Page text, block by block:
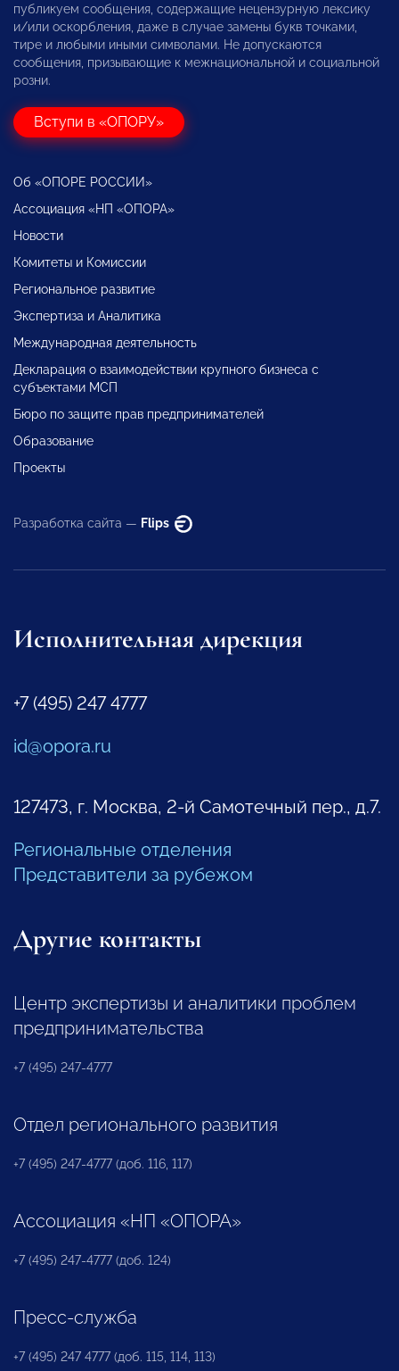
публикуем сообщения, содержащие нецензурную лексику
и/или оскорбления, даже в случае замены букв точками,
тире и любыми иными символами. Не допускаются
сообщения, призывающие к межнациональной и социальной
розни.
Вступи в «ОПОРУ»
Об «ОПОРЕ РОССИИ»
Ассоциация «НП «ОПОРА»
Новости
Комитеты и Комиссии
Региональное развитие
Экспертиза и Аналитика
Международная деятельность
Декларация о взаимодействии крупного бизнеса с
субъектами МСП
Бюро по защите прав предпринимателей
Образование
Проекты
Разработка сайта — Flips
Исполнительная дирекция
+7 (495) 247 4777
id@opora.ru
127473, г. Москва, 2-й Самотечный пер., д.7.
Региональные отделения
Представители за рубежом
Другие контакты
Центр экспертизы и аналитики проблем
предпринимательства
+7 (495) 247-4777
Отдел регионального развития
+7 (495) 247-4777 (доб. 116, 117)
Ассоциация «НП «ОПОРА»
+7 (495) 247-4777 (доб. 124)
Пресс-служба
+7 (495) 247 4777 (доб. 115, 114, 113)